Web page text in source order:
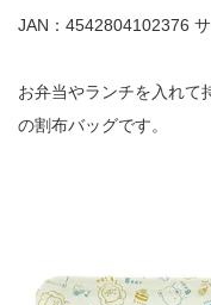
JAN：4542804102376
お弁当やランチを入れて
の割布バッグです。